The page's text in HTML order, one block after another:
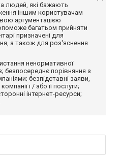
людей, які бажають
іншим користувачам
аргументацією
багатьом прийняти
призначені для
а також для роз'яснення
ненормативної
безпосереднє порівняння з
безпідставні заяви,
і / або її послуги;
інтернет-ресурси;